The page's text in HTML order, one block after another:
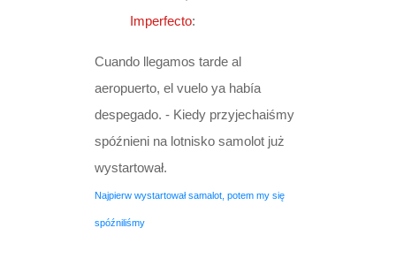
Przyimek sin
Przyimek sobre
Przyimek tres
listopada 2008
Imperfecto:
Cuando llegamos tarde al
aeropuerto, el vuelo ya había
despegado. - Kiedy przyjechaiśmy
spóźnieni na lotnisko samolot już
wystartował.
Najpierw wystartował samalot, potem my się
spóźniliśmy